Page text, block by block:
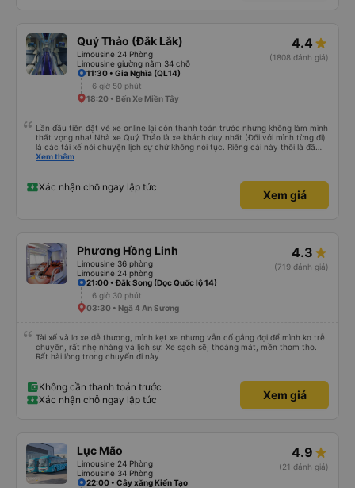
Quý Thảo (Đắk Lắk)
Limousine 24 Phòng
Limousine giường nằm 34 chỗ
4.4
(1808 đánh giá)
11:30 • Gia Nghĩa (QL14)
6 giờ 50 phút
18:20 • Bến Xe Miền Tây
Lần đầu tiên đặt vé xe online lại còn thanh toán trước nhưng không làm mình
thất vọng nha! Nhà xe Quý Thảo là xe khách duy nhất (Đối với mình từng đi)
là các tài xế nói chuyện lịch sự chứ không nói tục. Riêng cái này thôi là đã
đánh giá 5 sao rồi. Chú tài xế còn uống pepsi rất dễ thương chứ không có
Xem thêm
Xác nhận chỗ ngay lập tức
Xem giá
Phương Hồng Linh
Limousine 36 phòng
Limousine 24 phòng
4.3
(719 đánh giá)
21:00 • Đắk Song (Dọc Quốc lộ 14)
6 giờ 30 phút
03:30 • Ngã 4 An Sương
Tài xế và lơ xe dễ thương, mình kẹt xe nhưng vẫn cố gắng đợi để mình ko trễ
chuyến, rất nhẹ nhàng và lịch sự. Xe sạch sẽ, thoáng mát, mền thơm tho.
Rất hài lòng trong chuyến đi này
Không cần thanh toán trước
Xác nhận chỗ ngay lập tức
Xem giá
Lục Mão
Limousine 24 Phòng
Limousine 34 Phòng
4.9
(21 đánh giá)
22:00 • Cây xăng Kiến Tạo